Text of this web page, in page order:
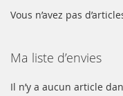
Vous n’avez pas
Ma liste d’envies
Il n’y a aucun article